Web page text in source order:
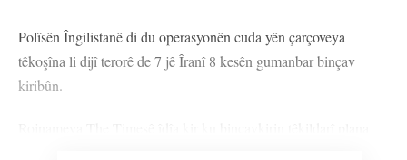
Polîsên Îngilistanê di du operasyonên cuda yên çarçoveya
têkoşîna li dijî terorê de 7 jê Îranî 8 kesên gumanbar binçav
kiribûn.